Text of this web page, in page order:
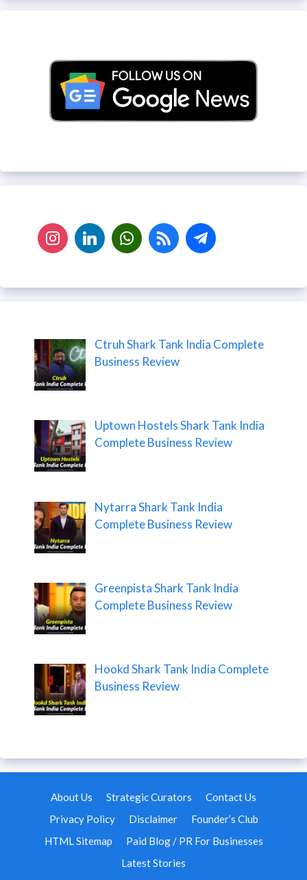
Ctruh Shark Tank India Complete
Business Review
Uptown Hostels Shark Tank India
Complete Business Review
Nytarra Shark Tank India
Complete Business Review
Greenpista Shark Tank India
Complete Business Review
Hookd Shark Tank India Complete
Business Review
About Us Strategic Curators
Contact Us
Privacy Policy
Disclaimer
Founder’s Club
HTML Sitemap
Paid Blog / PR For Businesses
Latest Stories